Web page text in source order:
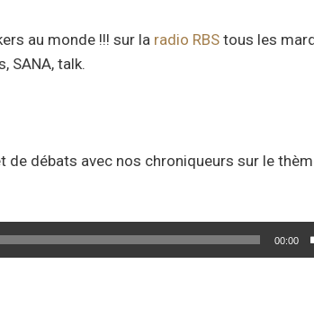
au monde !!! sur la radio RBS tous les
SANA, talk.
de débats avec nos chroniqueurs sur le
00:00